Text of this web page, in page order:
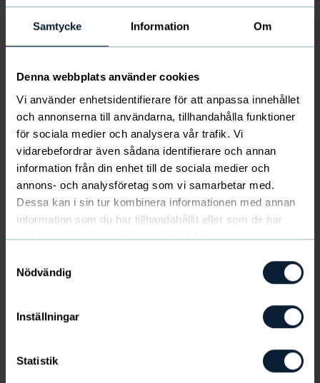
Samtycke Information Om
Denna webbplats använder cookies
Vi använder enhetsidentifierare för att anpassa innehållet
och annonserna till användarna, tillhandahålla funktioner
för sociala medier och analysera vår trafik. Vi
vidarebefordrar även sådana identifierare och annan
information från din enhet till de sociala medier och
annons- och analysföretag som vi samarbetar med.
Dessa kan i sin tur kombinera informationen med annan
information som du har tillhandahållit eller som de har
samlat in när du har använt deras tjänster.
Nödvändig
Inställningar
Statistik
finskt föreningsliv får 6 € per paket
En fantastiskt mjuk och skön t-shirt i 100% kammad
bomull och kvalitet utöver det vanliga. Perfekt till jeans
eller chinos på jobbet, eller under en kavaj eller kofta
vid festligare tillfällen. Exklusiv kvalitet till ett bra pris
och ett måste i varje mans garderob!
Visa mer
Ej i lager
FÄRG: Grön&